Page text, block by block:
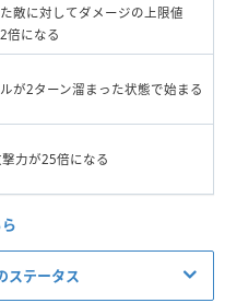
敵に対してダメージの上限値
倍になる
が2ターン溜まった状態で始まる
力が25倍になる
ステータス